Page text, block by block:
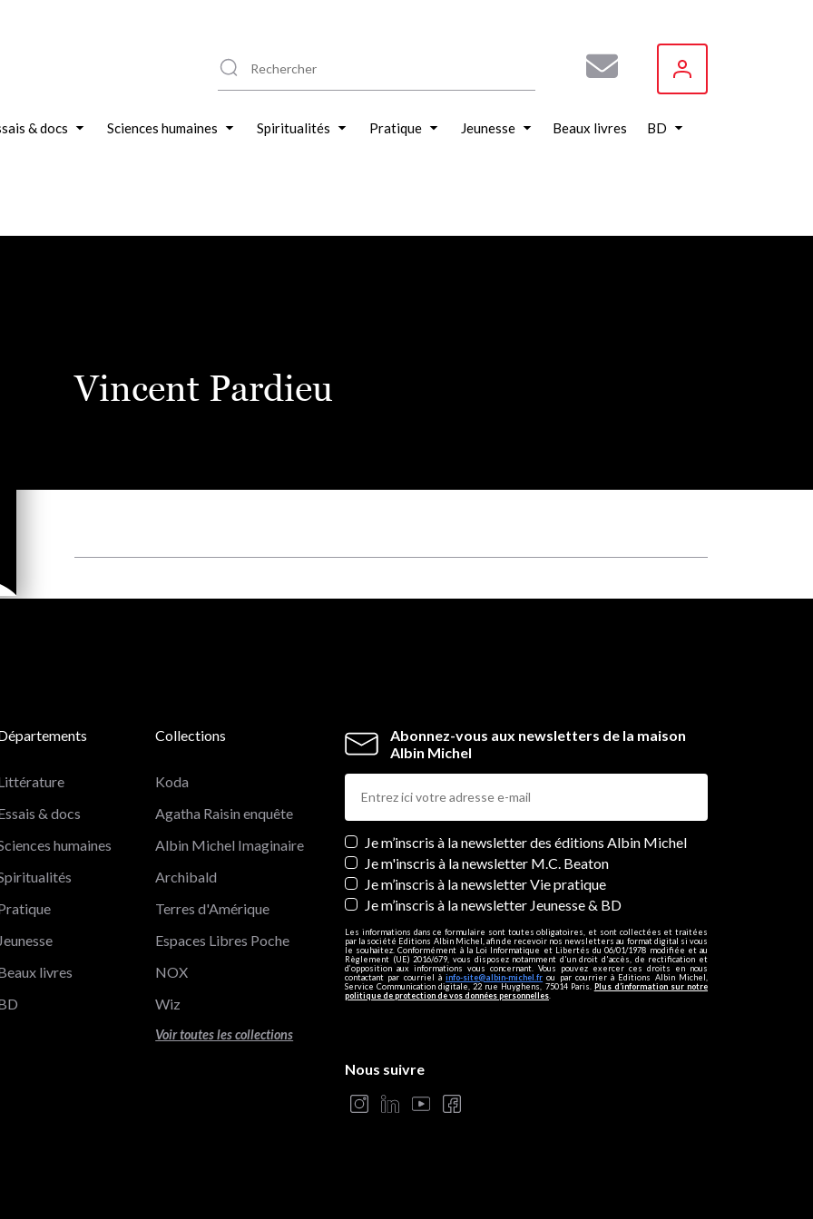
& docs Sciences humaines Spiritualités Pratique Jeunesse Beaux livres BD
Vincent Pardieu
Abonnez-vous aux newsletters de la maison
Albin Michel
Newsletters
Je m’inscris à la newsletter des éditions Albin Michel
Je m'inscris à la newsletter M.C. Beaton
Je m’inscris à la newsletter Vie pratique
Je m’inscris à la newsletter Jeunesse & BD
Les informations dans ce formulaire sont toutes obligatoires, et sont collectées et traitées
par la société Editions Albin Michel, afin de recevoir nos newsletters au format digital si vous
le souhaitez. Conformément à la Loi Informatique et Libertés du 06/01/1978 modifiée et au
Règlement (UE) 2016/679, vous disposez notamment d'un droit d'accès, de rectification et
d’opposition aux informations vous concernant. Vous pouvez exercer ces droits en nous
contactant par courriel àinfo-site@albin-michel.fr ou par courrier à Editions Albin Michel,
Service Communication digitale, 22 rue Huyghens, 75014 Paris. Plus d’information sur notre
politique de protection de vos données personnelles
& docs
humaines
Jeunesse
livres
Collections
Koda
Agatha Raisin enquête
Albin Michel Imaginaire
Archibald
Terres d'Amérique
Espaces Libres Poche
NOX
Wiz
Voir toutes les collections
Nous suivre